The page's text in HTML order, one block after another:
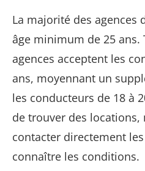
La majorité des agences
âge minimum de 25 ans.
agences acceptent les
ans, moyennant un
les conducteurs de 18 à
de trouver des locations,
contacter directement
connaître les conditions.